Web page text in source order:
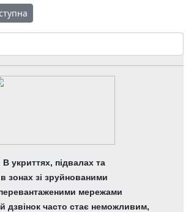
Вітаємо переможців спортивних змагань!
стаття: Тиждень наук несеться з
В укриттях, підвалах та
в зонах зі зруйнованими
мережами
дзвінок часто стає неможливим,